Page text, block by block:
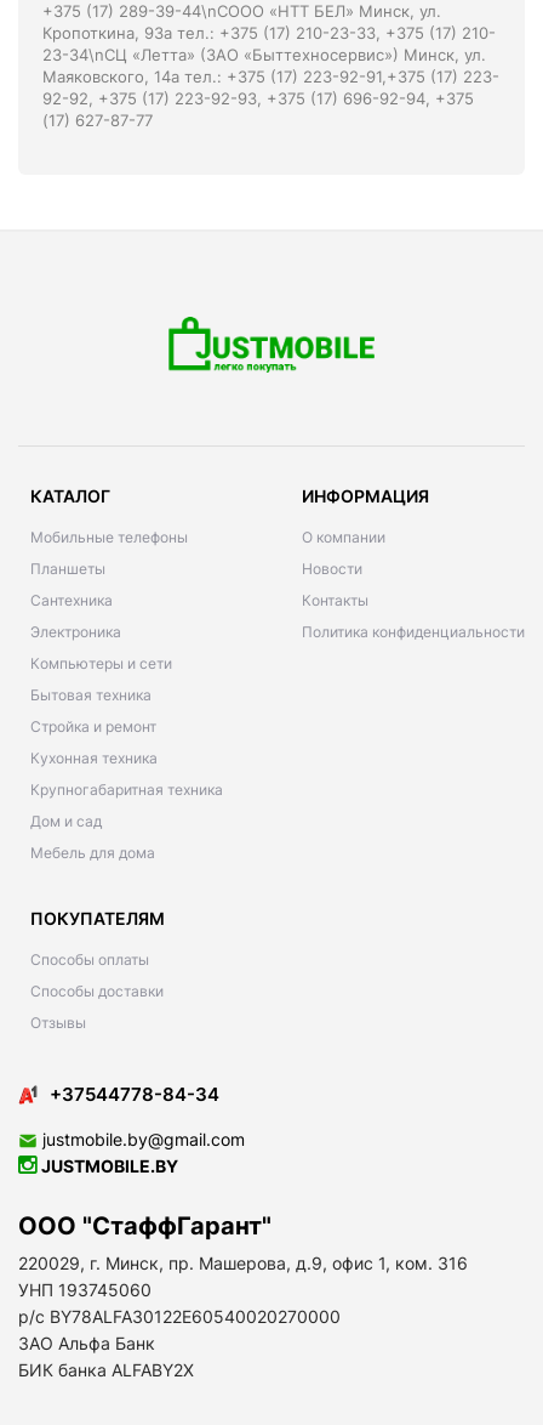
+375 (17) 289-39-44\nСООО «НТТ БЕЛ» Минск, ул.
Кропоткина, 93а тел.: +375 (17) 210-23-33, +375 (17) 210-
23-34\nСЦ «Летта» (ЗАО «Быттехносервис») Минск, ул.
Маяковского, 14а тел.: +375 (17) 223-92-91,+375 (17) 223-
92-92, +375 (17) 223-92-93, +375 (17) 696-92-94, +375
(17) 627-87-77
КАТАЛОГ
Мобильные телефоны
Планшеты
Сантехника
Электроника
Компьютеры и сети
Бытовая техника
Стройка и ремонт
Кухонная техника
Крупногабаритная техника
Дом и сад
Мебель для дома
ИНФОРМАЦИЯ
О компании
Новости
Контакты
Политика конфиденциальности
ПОКУПАТЕЛЯМ
Способы оплаты
Способы доставки
Отзывы
+37544778-84-34
justmobile.by@gmail.com
JUSTMOBILE.BY
ООО "СтаффГарант"
220029, г. Минск, пр. Машерова, д.9, офис 1, ком. 316
УНП 193745060
р/с BY78ALFA30122E60540020270000
ЗАО Альфа Банк
БИК банка ALFABY2X